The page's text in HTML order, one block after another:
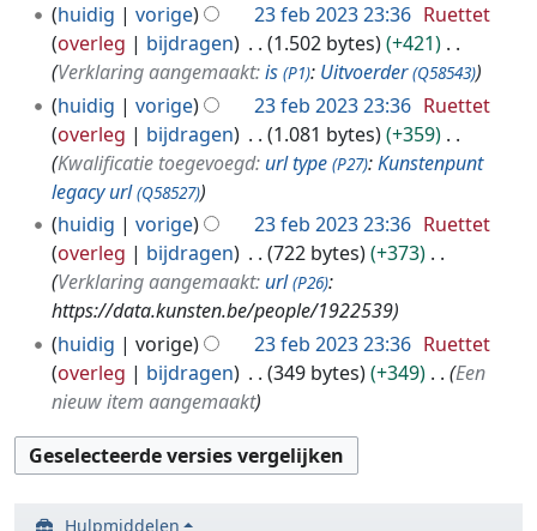
huidig
vorige 23 feb 2023 23:36 Ruettet
overleg
bijdragen 1.502 bytes
+421
Verklaring aangemaakt:is (P1): Uitvoerder (Q58543)
huidig vorige 23 feb 2023 23:36 Ruettet
overleg
bijdragen 1.081 bytes
+359
Kwalificatie toegevoegd: url type (P27):Kunstenpunt
legacy url (Q58527)
huidig vorige 23 feb 2023 23:36 Ruettet
overleg
bijdragen 722 bytes
+373
Verklaring aangemaakt: url (P26):
https://data.kunsten.be/people/1922539
huidig
vorige 23 feb 2023 23:36 Ruettet
overleg
bijdragen 349 bytes +349
Een
nieuw item aangemaakt
Hulpmiddelen